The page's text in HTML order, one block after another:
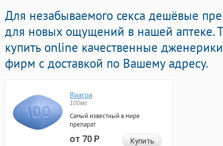
Для незабываемого секса дешёвые
для новых ощущений в нашей аптеке.
купить online качественные
фирм с доставкой по Вашему адресу.
Виагра
100мг
Самый известный в мире
препарат
от 70Р Купить